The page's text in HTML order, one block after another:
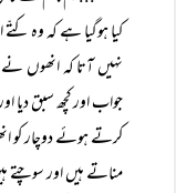
کیا ہوگیا ہے کہ وہ
نہیں آتا کہ انھوں
جواب اور کچھ سبق دیا
کرتے ہوئے دوچار کو
مناتے ہیں اور سوچتے